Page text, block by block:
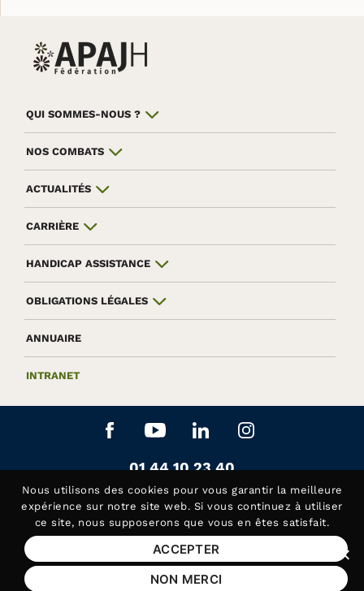
QUI SOMMES-NOUS ?
NOS COMBATS
ACTUALITÉS
CARRIÈRE
HANDICAP ASSISTANCE
OBLIGATIONS LÉGALES
ANNUAIRE
INTRANET
Aller sur le réseau social
Aller sur le réseau social
Aller sur le réseau
Aller sur le
Contactez-nous au
01 44 10 23 40
Siège de la Fédération APAJH
Contactez-nous au
01 44 10 81 50
Handicap Assistance, les lundis et jeudis matin
Mentions légales
Nous utilisons des cookies pour vous garantir la meilleure
expérience sur notre site web. Si vous continuez à utiliser
ce site, nous supposerons que vous en êtes satisfait.
ACCEPTER
NON MERCI